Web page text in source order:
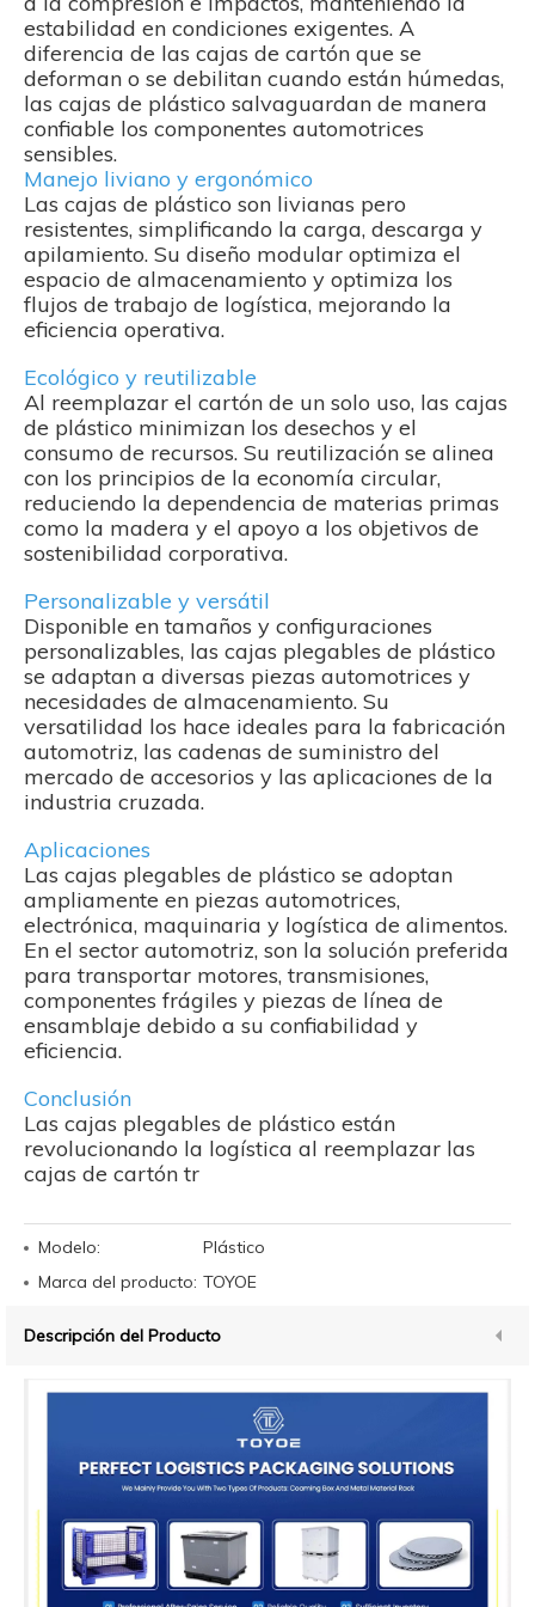
estabilidad en condiciones exigentes. A
diferencia de las cajas de cartón que se
deforman o se debilitan cuando están húmedas,
las cajas de plástico salvaguardan de manera
confiable los componentes automotrices
sensibles.
Manejo liviano y ergonómico
Las cajas de plástico son livianas pero
resistentes, simplificando la carga, descarga y
apilamiento. Su diseño modular optimiza el
espacio de almacenamiento y optimiza los
flujos de trabajo de logística, mejorando la
eficiencia operativa.
Ecológico y reutilizable
Al reemplazar el cartón de un solo uso, las cajas
de plástico minimizan los desechos y el
consumo de recursos. Su reutilización se alinea
con los principios de la economía circular,
reduciendo la dependencia de materias primas
como la madera y el apoyo a los objetivos de
sostenibilidad corporativa.
Personalizable y versátil
Disponible en tamaños y configuraciones
personalizables, las cajas plegables de plástico
se adaptan a diversas piezas automotrices y
necesidades de almacenamiento. Su
versatilidad los hace ideales para la fabricación
automotriz, las cadenas de suministro del
mercado de accesorios y las aplicaciones de la
industria cruzada.
Aplicaciones
Las cajas plegables de plástico se adoptan
ampliamente en piezas automotrices,
electrónica, maquinaria y logística de alimentos.
En el sector automotriz, son la solución preferida
para transportar motores, transmisiones,
componentes frágiles y piezas de línea de
ensamblaje debido a su confiabilidad y
eficiencia.
Conclusión
Las cajas plegables de plástico están
revolucionando la logística al reemplazar las
cajas de cartón tr
Modelo:
Plástico
Marca del producto: TOYOE
Descripción del Producto